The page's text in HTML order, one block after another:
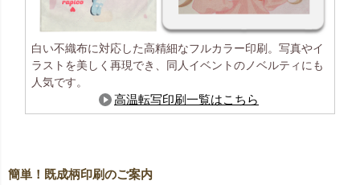
白い不織布に対応した高精細なフルカラー印刷。写真やイ
ラストを美しく再現でき、同人イベントのノベルティにも
人気です。
高温転写印刷一覧はこちら
簡単！既成柄印刷のご案内